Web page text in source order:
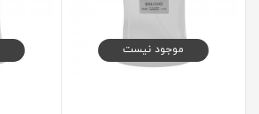
موجود نیست